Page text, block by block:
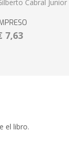
Cabral Junior
7,63
el libro.